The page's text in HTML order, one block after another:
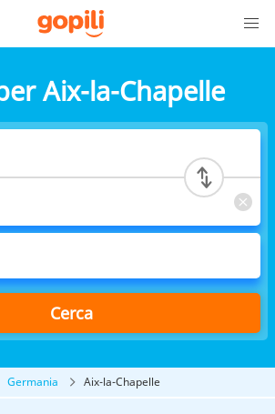
Aix-la-Chapelle
Cerca
Germania Aix-la-Chapelle